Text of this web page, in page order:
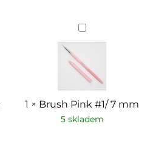
Brush
Pink
#1/
mm
1 × Brush Pink #1/ 7 mm
5 skladem